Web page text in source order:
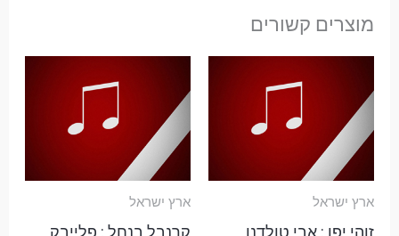
מוצרים קשורים
ארץ ישראל
זוהי יפו : אבי טולדנו
ארץ ישראל
קרנבל בנחל : פלייבק